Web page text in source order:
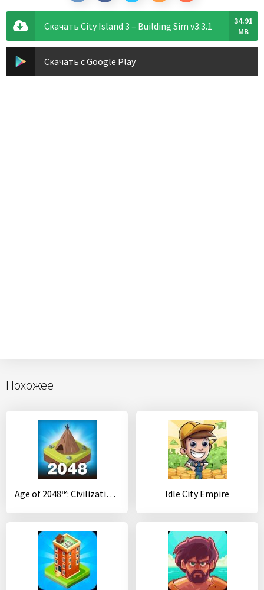
Скачать City Island 3 – Building Sim v3.3.1
34.91
MB
Скачать с Google Play
Похожее
Age of 2048™: Civilization City Building (Puzzle) Idle City Empire